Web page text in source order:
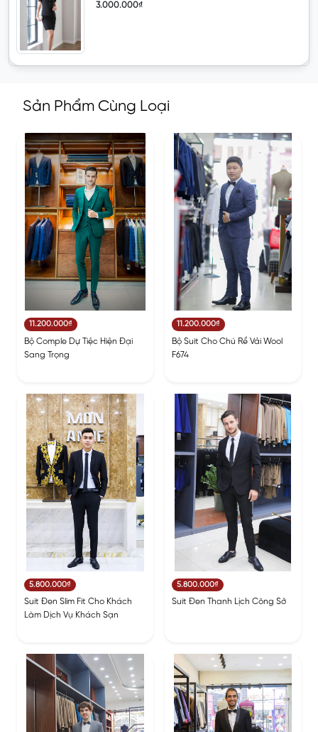
3.000.000₫
Sản Phẩm Cùng Loại
11.200.000₫
Bộ Comple Dự Tiệc Hiện Đại
Sang Trọng
11.200.000₫
Bộ Suit Cho Chú Rể Vải Wool
F674
5.800.000₫
Suit Đen Slim Fit Cho Khách
Làm Dịch Vụ Khách Sạn
5.800.000₫
Suit Đen Thanh Lịch Công Sở